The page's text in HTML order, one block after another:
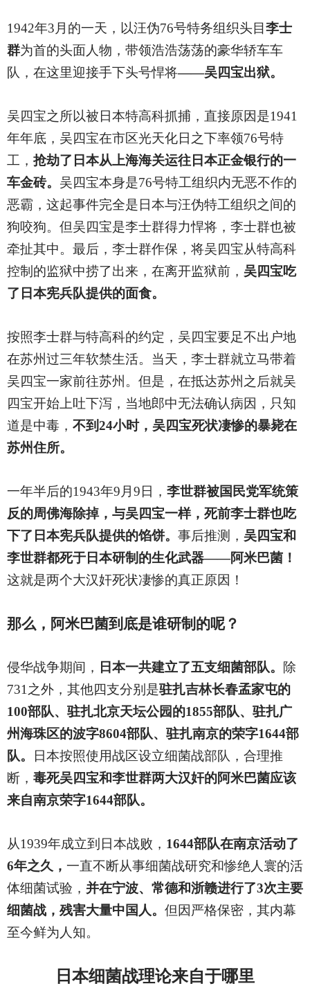
1942年3月的一天，以汪伪76号特务组织头目 李士
群为首的头面人物，带领浩浩荡荡的豪华轿车车
队，在这里迎接手下头号悍将——吴四宝出狱。
吴四宝之所以被日本特高科抓捕，直接原因是1941
年年底，吴四宝在市区光天化日之下率领76号特
工， 抢劫了日本从上海海关运往日本正金银行的一
车金砖。 吴四宝本身是76号特工组织内无恶不作的
恶霸，这起事件完全是日本与汪伪特工组织之间的
狗咬狗。但吴四宝是李士群得力悍将，李士群也被
牵扯其中。最后，李士群作保，将吴四宝从特高科
控制的监狱中捞了出来，在离开监狱前， 吴四宝吃
了日本宪兵队提供的面食。
按照李士群与特高科的约定，吴四宝要足不出户地
在苏州过三年软禁生活。当天，李士群就立马带着
吴四宝一家前往苏州。但是，在抵达苏州之后就吴
四宝开始上吐下泻，当地郎中无法确认病因，只知
道是中毒， 不到24小时，吴四宝死状凄惨的暴毙在
苏州住所。
一年半后的1943年9月9日， 李世群被国民党军统策
反的周佛海除掉，与吴四宝一样，死前李士群也吃
下了日本宪兵队提供的馅饼。 事后推测， 吴四宝和
李世群都死于日本研制的生化武器——阿米巴菌！
这就是两个大汉奸死状凄惨的真正原因！
那么，阿米巴菌到底是谁研制的呢？
侵华战争期间， 日本一共建立了五支细菌部队。
除
731之外，其他四支分别是驻扎吉林长春孟家屯的
100部队、驻扎北京天坛公园的1855部队、驻扎广
州海珠区的波字8604部队、驻扎南京的荣字1644部
队。
日本按照使用战区设立细菌战部队，合理推
断， 毒死吴四宝和李世群两大汉奸的阿米巴菌应该
来自南京荣字1644部队。
从1939年成立到日本战败， 1644部队在南京活动了
6年之久， 一直不断从事细菌战研究和惨绝人寰的活
体细菌试验， 并在宁波、常德和浙赣进行了3次主要
细菌战，残害大量中国人。 但因严格保密，其内幕
至今鲜为人知。
日本细菌战理论来自于哪里